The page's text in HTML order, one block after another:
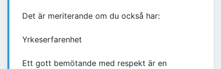
Det är meriterande om du också har:
Yrkeserfarenhet
Ett gott bemötande med respekt är en